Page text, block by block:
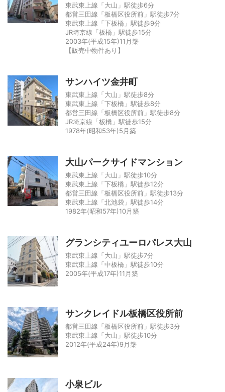
東武東上線「大山」駅徒歩6分
都営三田線「板橋区役所前」駅徒歩7分
東武東上線「下板橋」駅徒歩9分
JR埼京線「板橋」駅徒歩15分
2003年(平成15年)11月築
【販売中物件あり】
サンハイツ金井町
東武東上線「大山」駅徒歩8分
東武東上線「下板橋」駅徒歩8分
都営三田線「板橋区役所前」駅徒歩8分
JR埼京線「板橋」駅徒歩15分
1978年(昭和53年)5月築
大山パークサイドマンション
東武東上線「大山」駅徒歩10分
東武東上線「下板橋」駅徒歩12分
都営三田線「板橋区役所前」駅徒歩13分
東武東上線「北池袋」駅徒歩14分
1982年(昭和57年)10月築
グランシティユーロパレス大山
東武東上線「大山」駅徒歩7分
東武東上線「中板橋」駅徒歩10分
2005年(平成17年)11月築
サンクレイドル板橋区役所前
都営三田線「板橋区役所前」駅徒歩3分
東武東上線「大山」駅徒歩10分
2012年(平成24年)9月築
小泉ビル